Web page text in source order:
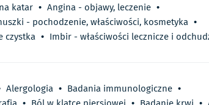
katar • Angina - objawy, leczenie •
- pochodzenie, właściwości, kosmetyka •
czystka • Imbir - właściwości lecznicze i
Alergologia • Badania immunologiczne •